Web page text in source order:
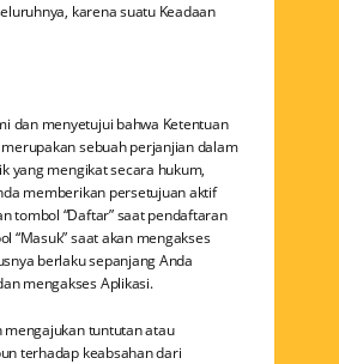
karena suatu Keadaan
dan menyetujui bahwa Ketentuan
sebuah perjanjian dalam
yang mengikat secara hukum,
memberikan persetujuan aktif
tombol “Daftar” saat pendaftaran
“Masuk” saat akan mengakses
berlaku sepanjang Anda
mengakses Aplikasi.
mengajukan tuntutan atau
terhadap keabsahan dari